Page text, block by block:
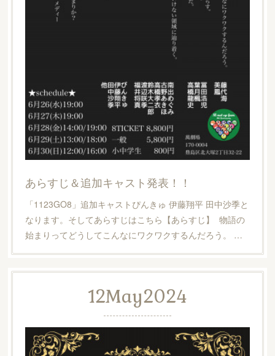
あらすじ＆追加キャスト発表！！
「1123GO8」追加キャストぴんきゅ 伊藤翔平 田中沙季と
なります。そしてあらすじはこちら【あらすじ】 物語の
始まりってどうしてこんなにワクワクするんだろう。 …
12May2024